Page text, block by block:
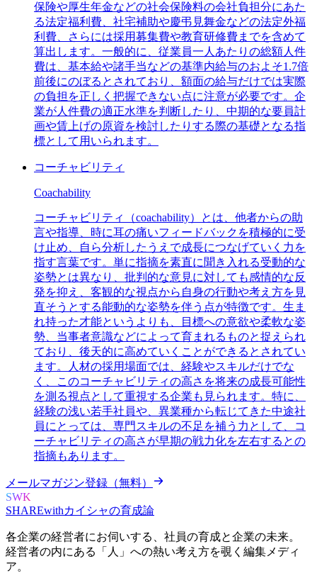
保険や厚生年金などの社会保険料の会社負担分にあた
る法定福利費、社宅補助や慶弔見舞金などの法定外福
利費、さらには採用募集費や教育研修費までを含めて
算出します。一般的に、従業員一人あたりの総額人件
費は、基本給や諸手当などの基準内給与のおよそ1.7倍
前後にのぼるとされており、額面の給与だけでは実際
の負担を正しく把握できない点に注意が必要です。企
業が人件費の適正水準を判断したり、中期的な要員計
画や賃上げの原資を検討したりする際の基礎となる指
標として用いられます。
コーチャビリティ
Coachability
コーチャビリティ（coachability）とは、他者からの助
言や指導、時に耳の痛いフィードバックを積極的に受
け止め、自ら分析したうえで成長につなげていく力を
指す言葉です。単に指摘を素直に聞き入れる受動的な
姿勢とは異なり、批判的な意見に対しても感情的な反
発を抑え、客観的な視点から自身の行動や考え方を見
直そうとする能動的な姿勢を伴う点が特徴です。生ま
れ持った才能というよりも、目標への意欲や柔軟な姿
勢、当事者意識などによって育まれるものと捉えられ
ており、後天的に高めていくことができるとされてい
ます。人材の採用場面では、経験やスキルだけでな
く、このコーチャビリティの高さを将来の成長可能性
を測る視点として重視する企業も見られます。特に、
経験の浅い若手社員や、異業種から転じてきた中途社
員にとっては、専門スキルの不足を補う力として、コ
ーチャビリティの高さが早期の戦力化を左右するとの
指摘もあります。
メールマガジン登録（無料）
SWK
SHAREwithカイシャの育成論
各企業の経営者にお伺いする、 社員の育成と企業の未来。
経営者の内にある
「人」への熱い考え方を覗く 編集メディ
ア。